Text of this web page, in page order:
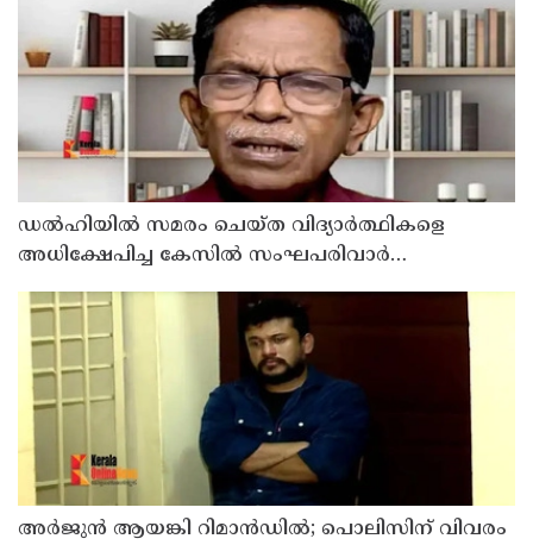
ഡൽഹിയിൽ സമരം ചെയ്ത വിദ്യാർത്ഥികളെ
അധിക്ഷേപിച്ച കേസില്‍ സംഘപരിവാർ
അര്‍ജുന്‍ ആയങ്കി റിമാന്‍ഡില്‍; പൊലിസിന് വിവരം